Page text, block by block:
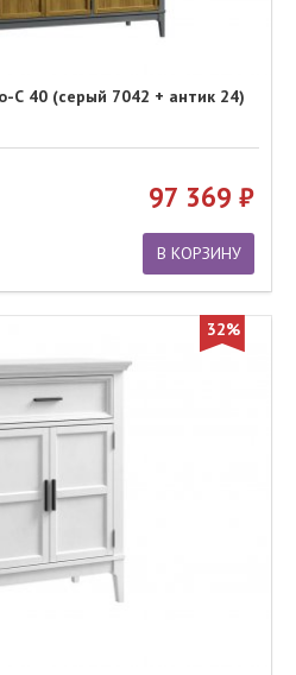
40 (серый 7042 + антик 24)
97 369
В КОРЗИНУ
32%